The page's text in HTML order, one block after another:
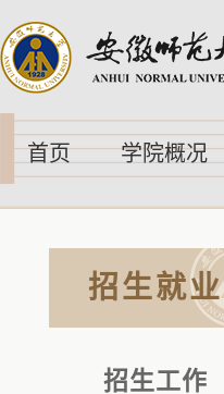
首页 学院概况
招生就业
招生工作